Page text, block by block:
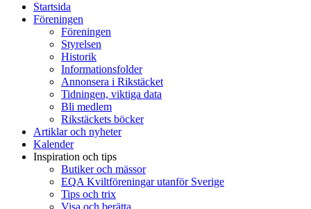
Startsida
Föreningen
Föreningen
Styrelsen
Historik
Informationsfolder
Annonsera i Rikstäcket
Tidningen, viktiga data
Bli medlem
Rikstäckets böcker
Artiklar och nyheter
Kalender
Inspiration och tips
Butiker och mässor
EQA Kviltföreningar utanför Sverige
Tips och trix
Visa och berätta